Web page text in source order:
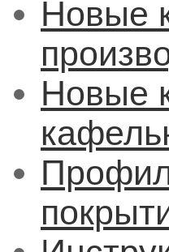
Новые
Новые